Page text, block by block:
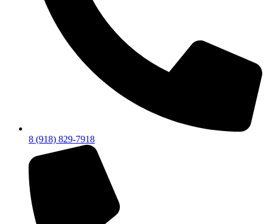
8 (918) 829-7918